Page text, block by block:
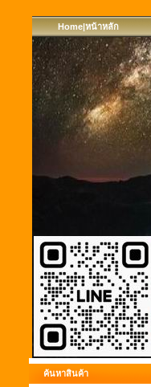
Home|หน้าหลัก
ค้นหาสินค้า